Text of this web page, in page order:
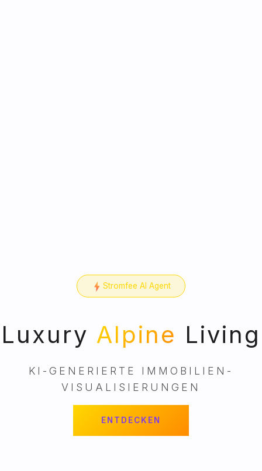
Stromfee AI Agent
Luxury Alpine Living
KI-GENERIERTE IMMOBILIEN-
VISUALISIERUNGEN
ENTDECKEN